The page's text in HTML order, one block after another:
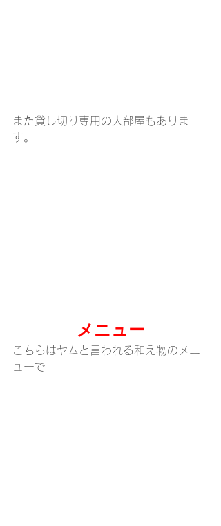
また貸し切り専用の大部屋もありま
す。
メニュー
こちらはヤムと言われる和え物のメニ
ューで